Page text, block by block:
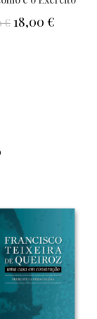
€ 18,00 €